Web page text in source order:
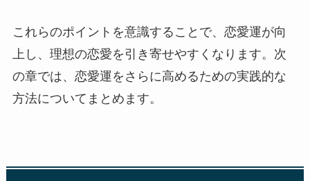
これらのポイントを意識することで、恋愛運が向
上し、理想の恋愛を引き寄せやすくなります。次
の章では、恋愛運をさらに高めるための実践的な
方法についてまとめます。